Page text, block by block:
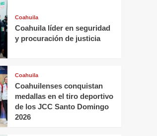
Coahuila
Coahuila líder en seguridad
y procuración de justicia
Coahuila
Coahuilenses conquistan
medallas en el tiro deportivo
de los JCC Santo Domingo
2026